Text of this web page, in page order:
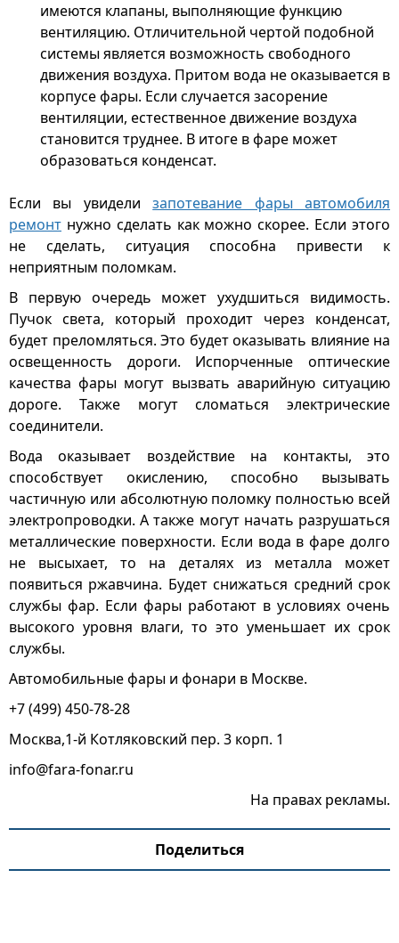
имеются клапаны, выполняющие функцию
вентиляцию. Отличительной чертой подобной
системы является возможность свободного
движения воздуха. Притом вода не оказывается в
корпусе фары. Если случается засорение
вентиляции, естественное движение воздуха
становится труднее. В итоге в фаре может
образоваться конденсат.
Если вы увиделизапотевание фары автомобиля
ремонт нужно сделать как можно скорее. Если этого
не сделать, ситуация способна привести к
неприятным поломкам.
В первую очередь может ухудшиться видимость.
Пучок света, который проходит через конденсат,
будет преломляться. Это будет оказывать влияние на
освещенность дороги. Испорченные оптические
качества фары могут вызвать аварийную ситуацию
дороге. Также могут сломаться электрические
соединители.
Вода оказывает воздействие на контакты, это
способствует окислению, способно вызывать
частичную или абсолютную поломку полностью всей
электропроводки. А также могут начать разрушаться
металлические поверхности. Если вода в фаре долго
не высыхает, то на деталях из металла может
появиться ржавчина. Будет снижаться средний срок
службы фар. Если фары работают в условиях очень
высокого уровня влаги, то это уменьшает их срок
службы.
Автомобильные фары и фонари в Москве.
+7 (499) 450-78-28
Москва,1-й Котляковский пер. 3 корп. 1
info@fara-fonar.ru
На правах рекламы.
Поделиться